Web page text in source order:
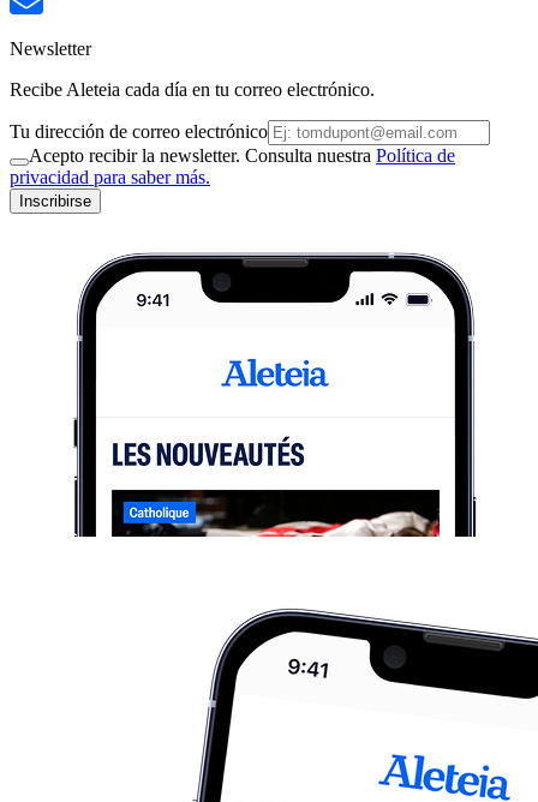
Newsletter
Recibe Aleteia cada día en tu correo electrónico.
Tu dirección de correo electrónico
Acepto recibir la newsletter. Consulta nuestra Política de
privacidad para saber más.
Inscribirse